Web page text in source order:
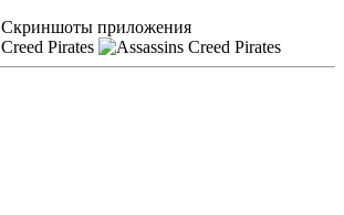
Скриншоты приложения